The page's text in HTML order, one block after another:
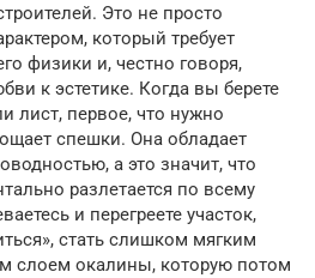
Это не просто
который требует
физики и, честно говоря,
к эстетике. Когда вы берете
лист, первое, что нужно
спешки. Она обладает
а это значит, что
разлетается по всему
и перегреете участок,
стать слишком мягким
слоем окалины, которую потом